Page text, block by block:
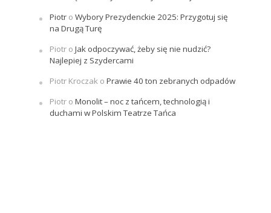
Piotro Wybory Prezydenckie 2025: Przygotuj się
na Drugą Turę
Piotro Jak odpoczywać, żeby się nie nudzić?
Najlepiej z Szydercami
Piotr Kroczako Prawie 40 ton zebranych odpadów
Piotro Monolit – noc z tańcem, technologią i
duchami w Polskim Teatrze Tańca